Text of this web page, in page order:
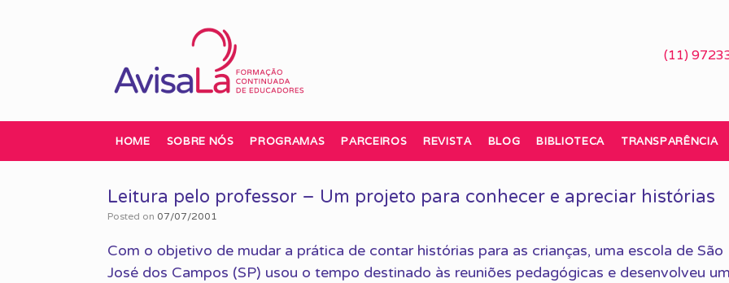
(11)
HOME SOBRE NÓS PROGRAMAS PARCEIROS REVISTA BLOG BIBLIOTECA TRANSPARÊNCIA
Leitura pelo professor – Um projeto para conhecer e apreciar histórias
Posted on 07/07/2001
Com o objetivo de mudar a prática de contar histórias para as crianças, uma escola de São
José dos Campos (SP) usou o tempo destinado às reuniões pedagógicas e desenvolveu